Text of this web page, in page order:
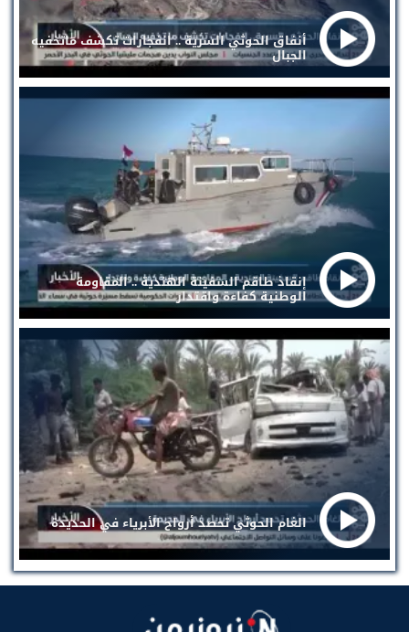
أنفاق الحوثي السرية .. انفجارات تكشف ماتخفيه
الجبال
إنقاذ طاقم السفينة الهندية .. المقاومة
الوطنية كفاءة واقتدار
الغام الحوثي تحصد أرواح الأبرياء في الحديدة